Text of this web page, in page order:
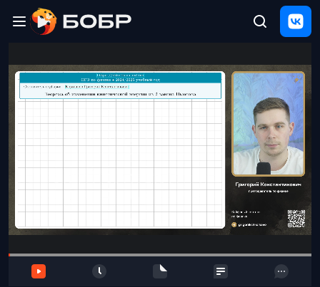
ЩЕЛЧОК
2026
Полезные
Проверка
Тех
и
отзыв